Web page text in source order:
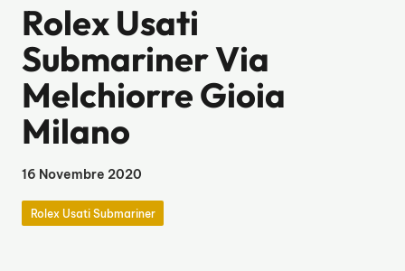
Rolex Usati
Submariner Via
Melchiorre Gioia
Milano
16 Novembre 2020
Rolex Usati Submariner